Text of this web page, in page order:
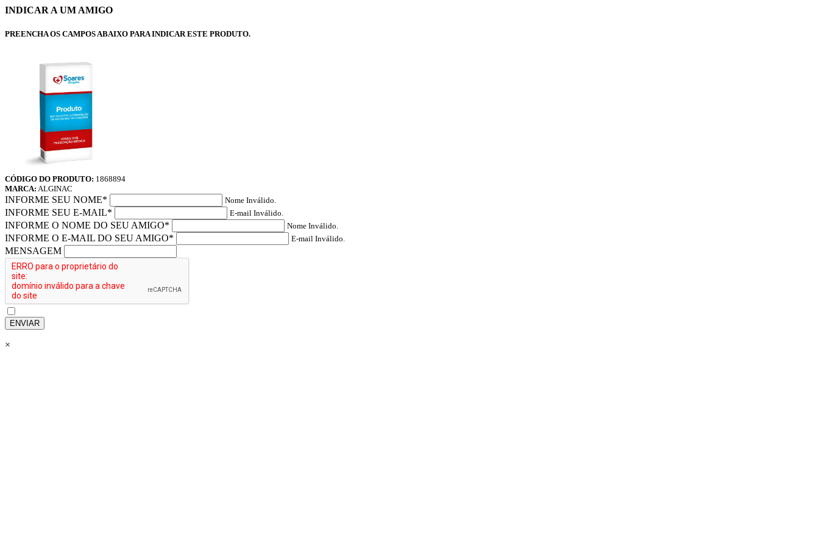
INDICAR A UM AMIGO
PREENCHA OS CAMPOS ABAIXO PARA INDICAR ESTE PRODUTO.
CÓDIGO DO PRODUTO: 1868894
MARCA: ALGINAC
INFORME SEU NOME* Nome Inválido.
INFORME SEU E-MAIL* E-mail Inválido.
INFORME O NOME DO SEU AMIGO* Nome Inválido.
INFORME O E-MAIL DO SEU AMIGO* E-mail Inválido.
MENSAGEM
ENVIAR
×